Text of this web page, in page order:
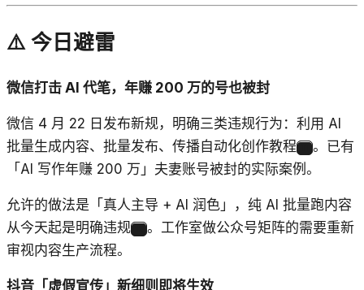
⚠️ 今日避雷
微信打击 AI 代笔，年赚 200 万的号也被封
微信 4 月 22 日发布新规，明确三类违规行为：利用 AI
批量生成内容、批量发布、传播自动化创作教程
。已有
「AI 写作年赚 200 万」夫妻账号被封的实际案例。
允许的做法是「真人主导 + AI 润色」，纯 AI 批量跑内容
从今天起是明确违规
。工作室做公众号矩阵的需要重新
审视内容生产流程。
抖音「虚假宣传」新细则即将生效